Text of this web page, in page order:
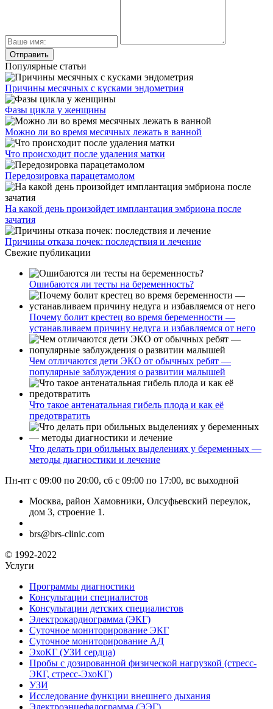
Популярные статьи
Причины месячных с кусками эндометрия
Фазы цикла у женщины
Можно ли во время месячных лежать в ванной
Что происходит после удаления матки
Передозировка парацетамолом
На какой день произойдет имплантация эмбриона после
зачатия
Причины отказа почек: последствия и лечение
Свежие публикации
Ошибаются ли тесты на беременность?
Почему болит крестец во время беременности —
устанавливаем причину недуга и избавляемся от него
Чем отличаются дети ЭКО от обычных ребят —
популярные заблуждения о развитии малышей
Что такое антенатальная гибель плода и как её
предотвратить
Что делать при обильных выделениях у беременных —
методы диагностики и лечение
Пн-пт с 09:00 по 20:00, сб с 09:00 по 17:00, вс выходной
Москва, район Хамовники, Олсуфьевский переулок,
дом 3, строение 1.
brs@brs-clinic.com
© 1992-2022
Услуги
Программы диагностики
Консультации специалистов
Консультации детских специалистов
Электрокардиограмма (ЭКГ)
Суточное мониторирование ЭКГ
Суточное мониторирование АД
ЭхоКГ (УЗИ сердца)
Пробы с дозированной физической нагрузкой (стресс-
ЭКГ, стресс-ЭхоКГ)
УЗИ
Исследование функции внешнего дыхания